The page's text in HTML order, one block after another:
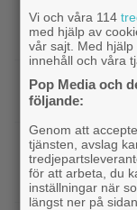
TV-spel|The
passar på att
Fantasy|
”ännu större”
Eftersnack|
avslutar
en intressant
Vi och våra 114
med hjälp av
vår sajt. Med
innehåll och våra
Pop Media och
följande:
Genom att
tjänsten, avslag
för att arbeta, du
inställningar när
längst ner på sidan.